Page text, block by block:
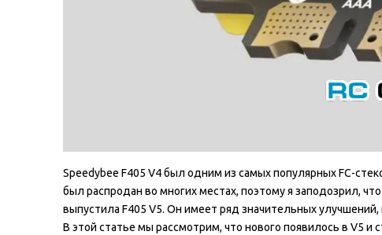
Speedybee F405 V4 был одним из самых популярных FC-
был распродан во многих местах, поэтому я заподозрил,
выпустила F405 V5. Он имеет ряд значительных
В этой статье мы рассмотрим, что нового появилось в V5